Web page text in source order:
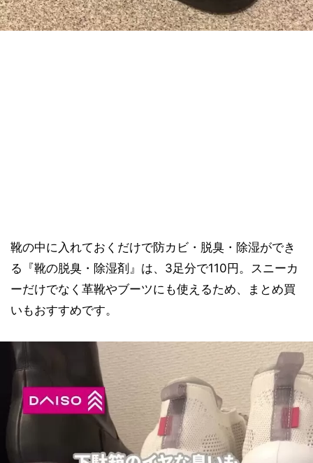
靴の中に入れておくだけで防カビ・脱臭・除湿ができ
る『靴の脱臭・除湿剤』は、3足分で110円。スニーカ
ーだけでなく革靴やブーツにも使えるため、まとめ買
いもおすすめです。